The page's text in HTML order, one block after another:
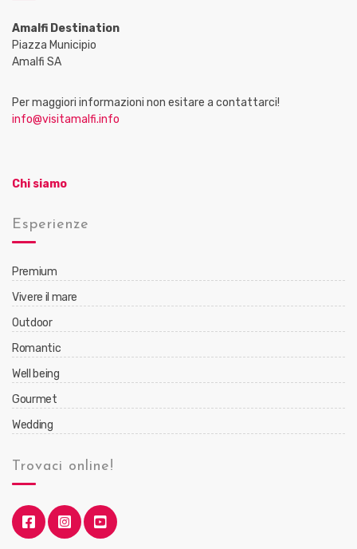
Amalfi Destination
Piazza Municipio
Amalfi SA
Per maggiori informazioni non esitare a contattarci!
info@visitamalfi.info
Chi siamo
Esperienze
Premium
Vivere il mare
Outdoor
Romantic
Well being
Gourmet
Wedding
Trovaci online!